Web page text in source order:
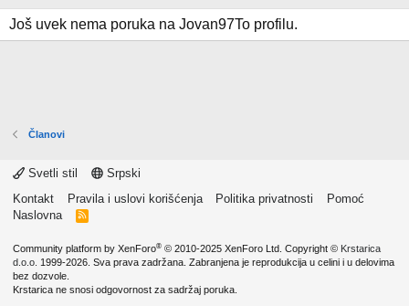
Još uvek nema poruka na Jovan97To profilu.
Članovi
Svetli stil
Srpski
Kontakt
Pravila i uslovi korišćenja Politika privatnosti
Pomoć
Naslovna
R
Community platform by XenForo® © 2010-2025 XenForo Ltd. Copyright © Krstarica
d.o.o. 1999-2026. Sva prava zadržana. Zabranjena je reprodukcija u celini i u delovima
bez dozvole.
Krstarica ne snosi odgovornost za sadržaj poruka.